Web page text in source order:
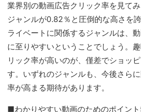
業界別の動画広告クリック率を見て
ジャンルが0.82％と圧倒的な高さを
ライベートに関係するジャンルは、
に至りやすいということでしょう。
リック率が高いのが、僅差でショッ
す。いずれのジャンルも、今後さら
率が高まる期待があります。
■わかりやすい動画のためのポイン